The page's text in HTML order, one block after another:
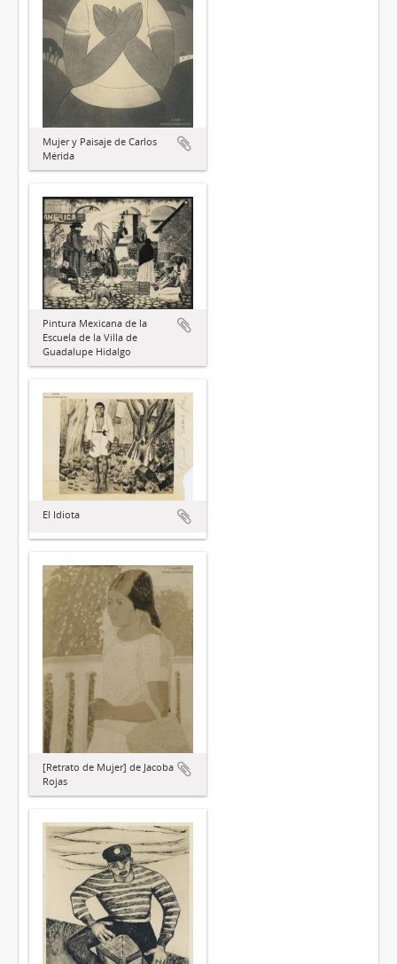
Mujer y Paisaje de Carlos
Mérida
Pintura Mexicana de la
Escuela de la Villa de
Guadalupe Hidalgo
El Idiota
[Retrato de Mujer] de Jacoba
Rojas